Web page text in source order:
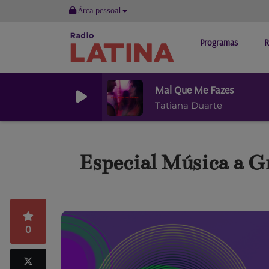
Área pessoal
Programas
Mal Que Me Fazes
Tatiana Duarte
Especial Música a
0